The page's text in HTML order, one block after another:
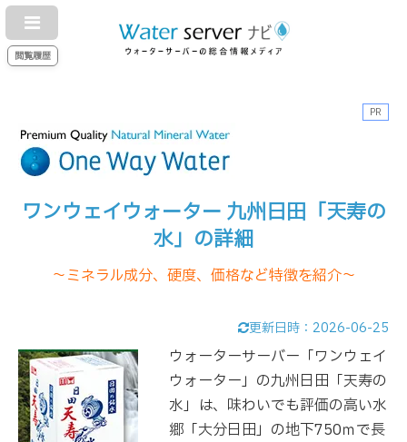
閲覧履歴
PR
ワンウェイウォーター 九州日田「天寿の
水」の詳細
～ミネラル成分、硬度、価格など特徴を紹介～
更新日時： 2026-06-25
ウォーターサーバー「ワンウェイ
ウォーター」の九州日田「天寿の
水」は、味わいでも評価の高い水
郷「大分日田」の地下750ｍで長